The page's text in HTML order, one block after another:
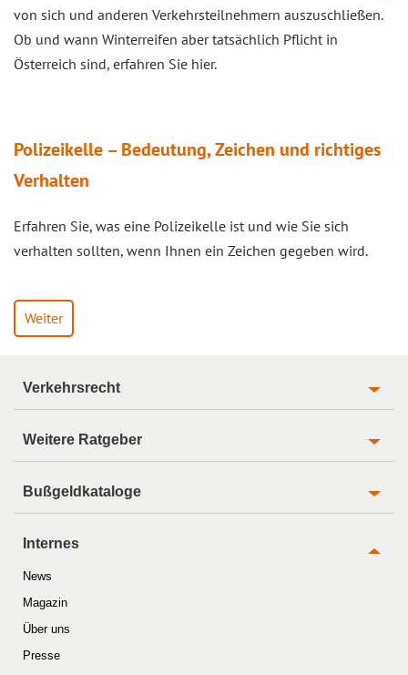
von sich und anderen Verkehrsteilnehmern auszuschließen.
Ob und wann Winterreifen aber tatsächlich Pflicht in
Österreich sind, erfahren Sie hier.
Polizeikelle – Bedeutung, Zeichen und richtiges
Verhalten
Erfahren Sie, was eine Polizeikelle ist und wie Sie sich
verhalten sollten, wenn Ihnen ein Zeichen gegeben wird.
Weiter
Verkehrsrecht
Weitere Ratgeber
Bußgeldkataloge
Internes
News
Magazin
Über uns
Presse